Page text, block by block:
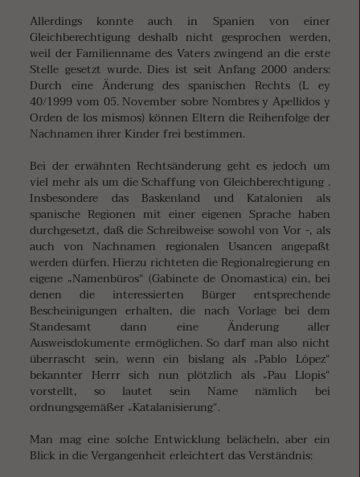
Allerdings konnte auch in Spanien von einer
Gleichberechtigung deshalb nicht gesprochen werden,
weil der Familienname des Vaters zwingend an die erste
Stelle gesetzt wurde. Dies ist seit Anfang 2000 anders:
Durch eine Änderung des spanischen Rechts (L ey
40/1999 vom 05. November sobre Nombres y Apellidos y
Orden de los mismos) können Eltern die Reihenfolge der
Nachnamen ihrer Kinder frei bestimmen.
Bei der erwähnten Rechtsänderung geht es jedoch um
viel mehr als um die Schaffung von Gleichberechtigung .
Insbesondere das Baskenland und Katalonien als
spanische Regionen mit einer eigenen Sprache haben
durchgesetzt, daß die Schreibweise sowohl von Vor -, als
auch von Nachnamen regionalen Usancen angepaßt
werden dürfen. Hierzu richteten die Regionalregierung en
eigene „Namenbüros“ (Gabinete de Onomastica) ein, bei
denen die interessierten Bürger entsprechende
Bescheinigungen erhalten, die nach Vorlage bei dem
Standesamt dann eine Änderung aller
Ausweisdokumente ermöglichen. So darf man also nicht
überrascht sein, wenn ein bislang als „Pablo López“
bekannter Herrr sich nun plötzlich als „Pau Llopis“
vorstellt, so lautet sein Name nämlich bei
ordnungsgemäßer „Katalanisierung“.
Man mag eine solche Entwicklung belächeln, aber ein
Blick in die Vergangenheit erleichtert das Verständnis: